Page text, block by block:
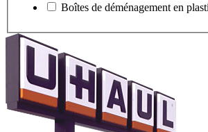
Boîtes de déménagement en